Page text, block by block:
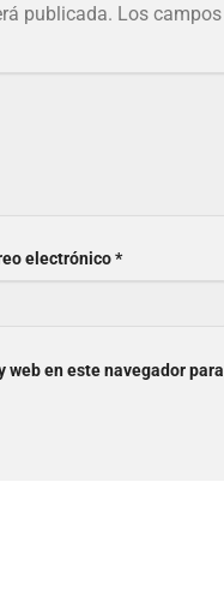
publicada. Los
electrónico*
en este navegador